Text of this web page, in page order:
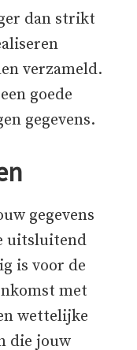
dan strikt
verzameld.
goede
gegevens.
gegevens
uitsluitend
is voor de
met
wettelijke
die jouw